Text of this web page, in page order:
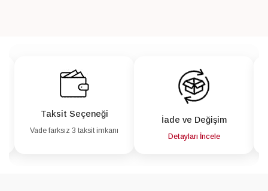
Taksit Seçeneği
Vade farksız 3 taksit imkanı
İade ve Değişim
Detayları İncele